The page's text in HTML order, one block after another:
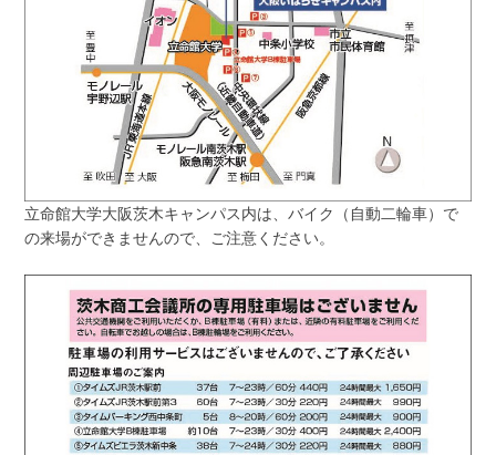
立命館大学大阪茨木キャンパス内は、バイク（自動二輪車）で
の来場ができませんので、ご注意ください。